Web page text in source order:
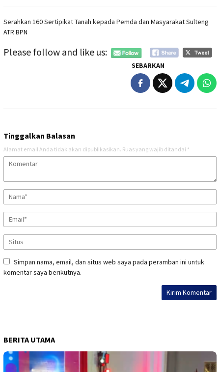
Serahkan 160 Sertipikat Tanah kepada Pemda dan Masyarakat Sulteng
ATR BPN
Please follow and like us:
SEBARKAN
Tinggalkan Balasan
Alamat email Anda tidak akan dipublikasikan. Ruas yang wajib ditandai *
Simpan nama, email, dan situs web saya pada peramban ini untuk
komentar saya berikutnya.
BERITA UTAMA